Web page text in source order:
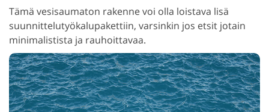
Tämä vesisaumaton rakenne voi olla loistava lisä
suunnittelutyökalupakettiin, varsinkin jos etsit jotain
minimalistista ja rauhoittavaa.